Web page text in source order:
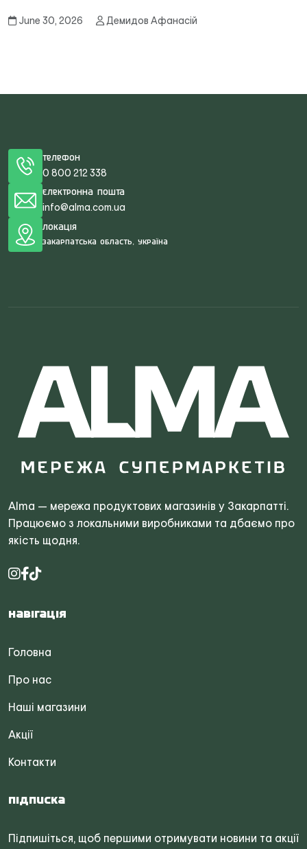
June 30, 2026 Демидов Афанасій
Телефон
0 800 212 338
Електронна пошта
info@alma.com.ua
Локація
Закарпатська область, Україна
Alma — мережа продуктових магазинів у Закарпатті.
Працюємо з локальними виробниками та дбаємо про
якість щодня.
Навігація
Головна
Про нас
Наші магазини
Акції
Контакти
Підписка
Підпишіться, щоб першими отримувати новини та акції